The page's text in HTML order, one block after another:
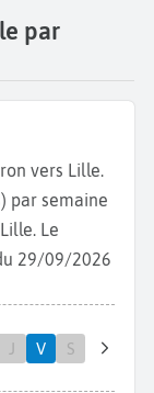
par
vers Lille.
par semaine
Le
29/09/2026
J V S